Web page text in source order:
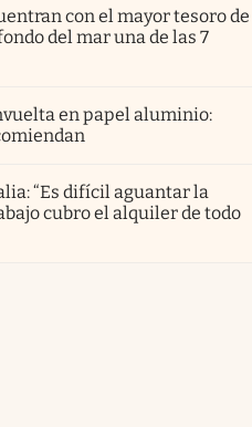
con el mayor tesoro de
del mar una de las 7
en papel aluminio:
“Es difícil aguantar la
cubro el alquiler de todo